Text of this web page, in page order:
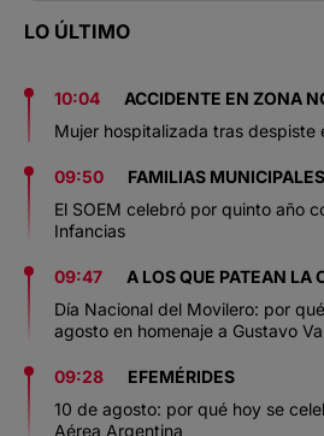
LO ÚLTIMO
10:04
ACCIDENTE EN ZONA
Mujer hospitalizada tras despiste
09:50
FAMILIAS MUNICIPALES
El SOEM celebró por quinto año
Infancias
09:47
A LOS QUE PATEAN LA
Día Nacional del Movilero: por
agosto en homenaje a Gustavo
09:28
EFEMÉRIDES
10 de agosto: por qué hoy se
Aérea Argentina